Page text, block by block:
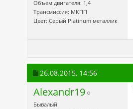
Объем двигателя: 1,4
Трансмиссия: МКПП
Цвет: Серый Platinum металлик
26.08.2015, 14:56
Alexandr19
Бывалый